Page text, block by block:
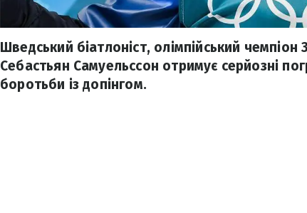
Шведський біатлоніст, олімпійський чемпіон
Себастьян Самуельссон отримує серйозні
боротьби із допінгом.